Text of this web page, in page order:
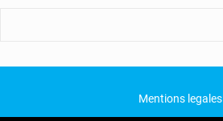
Mentions legales